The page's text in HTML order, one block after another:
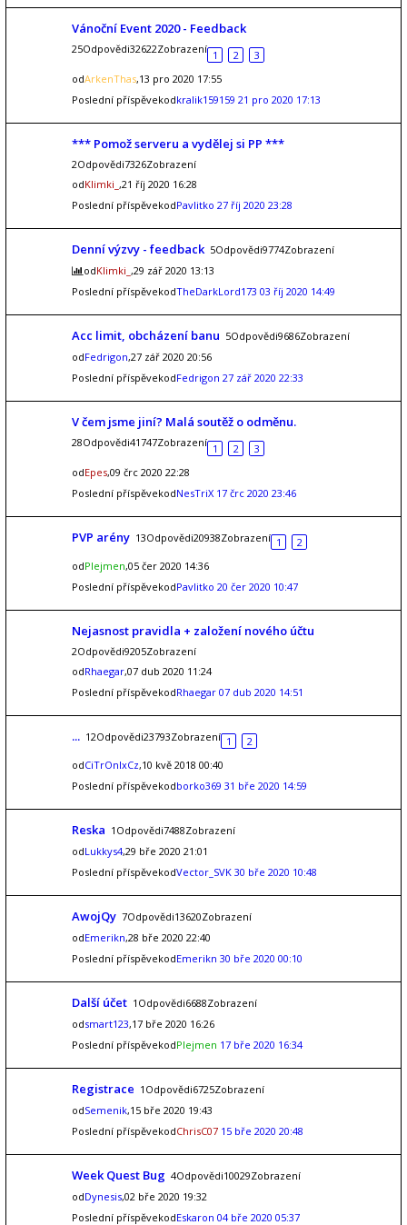
Vánoční Event 2020 - Feedback
25Odpovědi32622Zobrazení 1 2
3
odArkenThas,13 pro 2020 17:55
Poslední příspěvekodkralik159159 21 pro 2020 17:13
*** Pomož serveru a vydělej si PP ***
2Odpovědi7326Zobrazení
odKlimki_ ,21 říj 2020 16:28
Poslední příspěvekodPavlitko 27 říj 2020 23:28
Denní výzvy - feedback 5Odpovědi9774Zobrazení
odKlimki_ ,29 zář 2020 13:13
Poslední příspěvekodTheDarkLord173 03 říj 2020 14:49
Acc limit, obcházení banu 5Odpovědi9686Zobrazení
odFedrigon,27 zář 2020 20:56
Poslední příspěvekodFedrigon 27 zář 2020 22:33
V čem jsme jiní? Malá soutěž o odměnu.
28Odpovědi41747Zobrazení 1 2
3
odEpes,09 črc 2020 22:28
Poslední příspěvekodNesTriX 17 črc 2020 23:46
PVP arény 13Odpovědi20938Zobrazení 1
2
odPlejmen,05 čer 2020 14:36
Poslední příspěvekodPavlitko 20 čer 2020 10:47
Nejasnost pravidla + založení nového účtu
2Odpovědi9205Zobrazení
odRhaegar,07 dub 2020 11:24
Poslední příspěvekodRhaegar 07 dub 2020 14:51
... 12Odpovědi23793Zobrazení 1
2
odCiTrOnIxCz,10 kvě 2018 00:40
Poslední příspěvekodborko369 31 bře 2020 14:59
Reska 1Odpovědi7488Zobrazení
odLukkys4,29 bře 2020 21:01
Poslední příspěvekodVector_SVK 30 bře 2020 10:48
AwojQy 7Odpovědi13620Zobrazení
odEmerikn,28 bře 2020 22:40
Poslední příspěvekodEmerikn 30 bře 2020 00:10
Další účet 1Odpovědi6688Zobrazení
odsmart123,17 bře 2020 16:26
Poslední příspěvekodPlejmen 17 bře 2020 16:34
Registrace 1Odpovědi6725Zobrazení
odSemenik,15 bře 2020 19:43
Poslední příspěvekodChrisC07 15 bře 2020 20:48
Week Quest Bug 4Odpovědi10029Zobrazení
odDynesis,02 bře 2020 19:32
Poslední příspěvekodEskaron 04 bře 2020 05:37